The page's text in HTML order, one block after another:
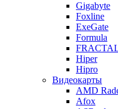
Gigabyte
Foxline
ExeGate
Formula
Hiper
Hipro
Видеокарты
AMD
Afox